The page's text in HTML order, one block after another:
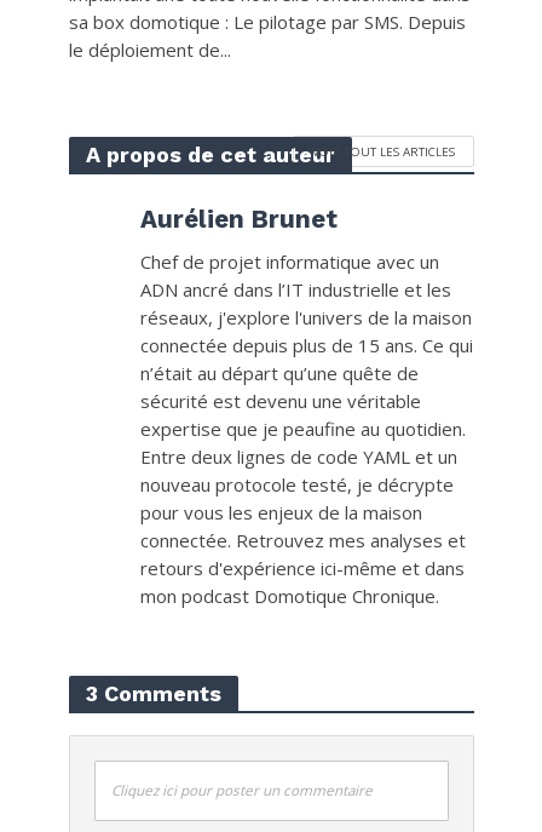
sa box domotique : Le pilotage par SMS. Depuis
le déploiement de...
A propos de cet auteurVOIR TOUT LES ARTICLES
Aurélien Brunet
Chef de projet informatique avec un
ADN ancré dans l’IT industrielle et les
réseaux, j'explore l'univers de la maison
connectée depuis plus de 15 ans. Ce qui
n’était au départ qu’une quête de
sécurité est devenu une véritable
expertise que je peaufine au quotidien.
Entre deux lignes de code YAML et un
nouveau protocole testé, je décrypte
pour vous les enjeux de la maison
connectée. Retrouvez mes analyses et
retours d'expérience ici-même et dans
mon podcast Domotique Chronique.
3 Comments
Cliquez ici pour poster un commentaire